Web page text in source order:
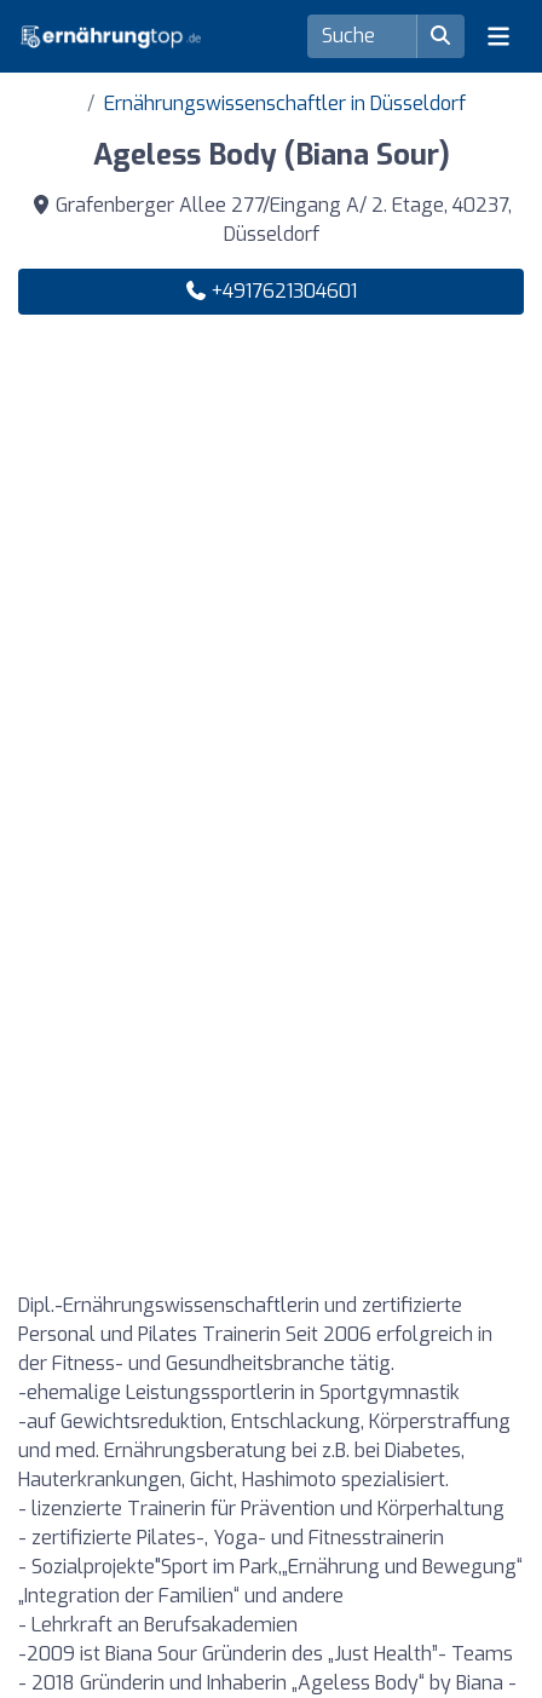
Ernährungswissenschaftler in Düsseldorf
Ageless Body (Biana Sour)
Grafenberger Allee 277/Eingang A/ 2. Etage, 40237,
Düsseldorf
+4917621304601
Dipl.-Ernährungswissenschaftlerin und zertifizierte
Personal und Pilates Trainerin Seit 2006 erfolgreich in
der Fitness- und Gesundheitsbranche tätig.
-ehemalige Leistungssportlerin in Sportgymnastik
-auf Gewichtsreduktion, Entschlackung, Körperstraffung
und med. Ernährungsberatung bei z.B. bei Diabetes,
Hauterkrankungen, Gicht, Hashimoto spezialisiert.
- lizenzierte Trainerin für Prävention und Körperhaltung
- zertifizierte Pilates-, Yoga- und Fitnesstrainerin
- Sozialprojekte"Sport im Park,„Ernährung und Bewegung“
„Integration der Familien“ und andere
- Lehrkraft an Berufsakademien
-2009 ist Biana Sour Gründerin des „Just Health”- Teams
- 2018 Gründerin und Inhaberin „Ageless Body“ by Biana -